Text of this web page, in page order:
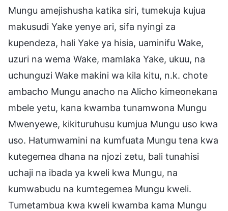
Mungu amejishusha katika siri, tumekuja kujua
makusudi Yake yenye ari, sifa nyingi za
kupendeza, hali Yake ya hisia, uaminifu Wake,
uzuri na wema Wake, mamlaka Yake, ukuu, na
uchunguzi Wake makini wa kila kitu, n.k. chote
ambacho Mungu anacho na Alicho kimeonekana
mbele yetu, kana kwamba tunamwona Mungu
Mwenyewe, kikituruhusu kumjua Mungu uso kwa
uso. Hatumwamini na kumfuata Mungu tena kwa
kutegemea dhana na njozi zetu, bali tunahisi
uchaji na ibada ya kweli kwa Mungu, na
kumwabudu na kumtegemea Mungu kweli.
Tumetambua kwa kweli kwamba kama Mungu